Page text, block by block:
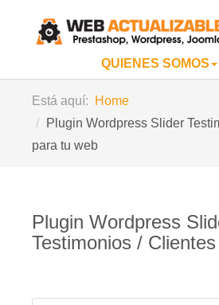
QUIENES SOMOS
Está aquí:
Home
Plugin Wordpress Slider
para tu web
Plugin Wordpress
Testimonios /